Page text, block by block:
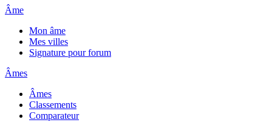
Âme
Mon âme
Mes villes
Signature pour forum
Âmes
Âmes
Classements
Comparateur